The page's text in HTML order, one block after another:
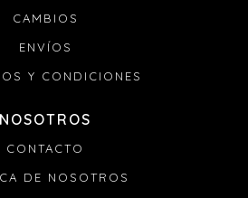
CAMBIOS
ENVÍOS
Y CONDICIONES
NOSOTROS
CONTACTO
DE NOSOTROS